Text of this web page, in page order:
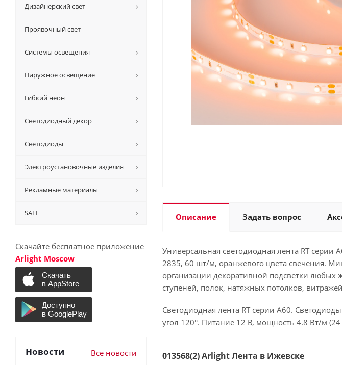
Описание Задать вопрос
Универсальная светодиодная лента RT
2835, 60 шт/м, оранжевого цвета свечения.
организации декоративной подсветки
ступеней, полок, натяжных потолков,
Светодиодная лента RT серии A60.
угол 120°. Питание 12 В, мощность 4.8 Вт/м
013568(2) Arlight Лента в Ижевске
Дизайнерский свет
Проявочный свет
Системы освещения
Наружное освещение
Гибкий неон
Светодиодный декор
Светодиоды
Электроустановочные изделия
Рекламные материалы
SALE
Скачайте бесплатное приложение
Arlight Moscow
Новости Все новости